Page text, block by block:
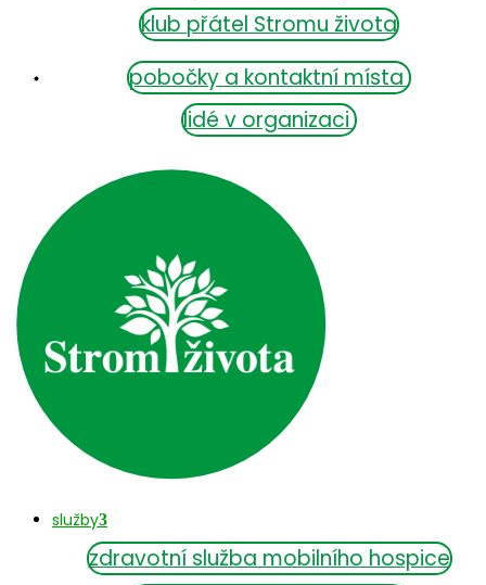
klub přátel Stromu života
pobočky a kontaktní místa
lidé v organizaci
služby
zdravotní služba mobilního hospice